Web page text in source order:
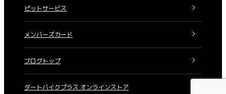
ピットサービス
メンバーズカード
ブログトップ
ダートバイクプラス オンラインストア